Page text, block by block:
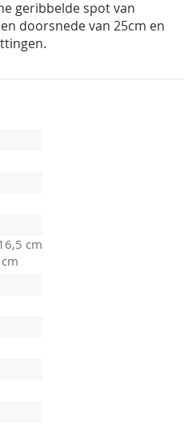
geribbelde spot van
doorsnede van 25cm en
cm